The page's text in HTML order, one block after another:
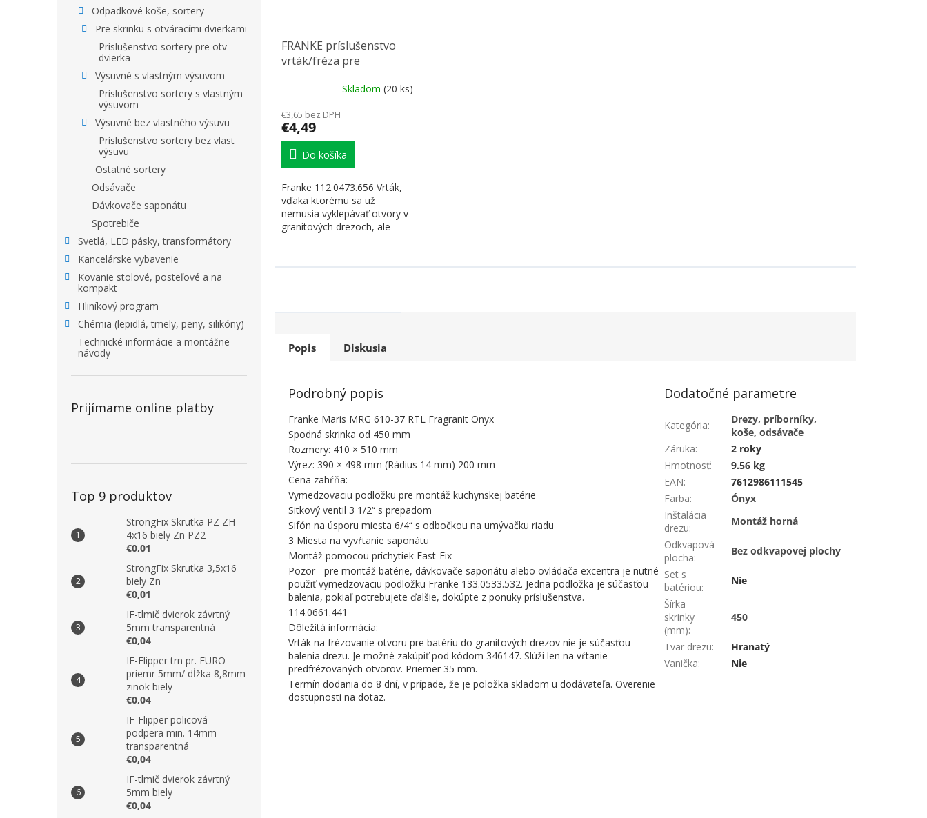
Odpadkové koše, sortery
Pre skrinku s otváracími dvierkami
Príslušenstvo sortery pre otv
dvierka
Výsuvné s vlastným výsuvom
Príslušenstvo sortery s vlastným
výsuvom
Výsuvné bez vlastného výsuvu
Príslušenstvo sortery bez vlast
výsuvu
Ostatné sortery
Odsávače
Dávkovače saponátu
Spotrebiče
Svetlá, LED pásky, transformátory
Kancelárske vybavenie
Kovanie stolové, posteľové a na
kompakt
Hliníkový program
Chémia (lepidlá, tmely, peny, silikóny)
Technické informácie a montážne
návody
Prijímame online platby
Top 9 produktov
StrongFix Skrutka PZ ZH
4x16 biely Zn PZ2
€0,01
StrongFix Skrutka 3,5x16
biely Zn
€0,01
IF-tlmič dvierok závrtný
5mm transparentná
€0,04
IF-Flipper trn pr. EURO
priemr 5mm/ dĺžka 8,8mm
zinok biely
€0,04
IF-Flipper policová
podpera min. 14mm
transparentná
€0,04
IF-tlmič dvierok závrtný
5mm biely
€0,04
FRANKE príslušenstvo
vrták/fréza pre
Skladom (20 ks)
€3,65 bez DPH
€4,49
Do košíka
Franke 112.0473.656 Vrták,
vďaka ktorému sa už
nemusia vyklepávať otvory v
granitových drezoch, ale
Popis Diskusia
Podrobný popis
Franke Maris MRG 610-37 RTL Fragranit Onyx
Spodná skrinka od 450 mm
Rozmery: 410 × 510 mm
Výrez: 390 × 498 mm (Rádius 14 mm) 200 mm
Cena zahŕňa:
Vymedzovaciu podložku pre montáž kuchynskej batérie
Sitkový ventil 3 1/2“ s prepadom
Sifón na úsporu miesta 6/4“ s odbočkou na umývačku riadu
3 Miesta na vyvŕtanie saponátu
Montáž pomocou príchytiek Fast-Fix
Pozor - pre montáž batérie, dávkovače saponátu alebo ovládača excentra je nutné
použiť vymedzovaciu podložku Franke 133.0533.532. Jedna podložka je súčasťou
balenia, pokiaľ potrebujete ďalšie, dokúpte z ponuky príslušenstva.
114.0661.441
Dôležitá informácia:
Vrták na frézovanie otvoru pre batériu do granitových drezov nie je súčasťou
balenia drezu. Je možné zakúpiť pod kódom 346147. Slúži len na vŕtanie
predfrézovaných otvorov. Priemer 35 mm.
Termín dodania do 8 dní, v prípade, že je položka skladom u dodávateľa. Overenie
dostupnosti na dotaz.
Dodatočné parametre
Kategória:
Drezy, príborníky,
koše, odsávače
Záruka:
2 roky
Hmotnosť:
9.56 kg
EAN:
7612986111545
Farba:
Ónyx
Inštalácia
drezu:
Montáž horná
Odkvapová
plocha:
Bez odkvapovej plochy
Set s
batériou:
Nie
Šírka
skrinky
(mm):
450
Tvar drezu:
Hranatý
Vanička: Nie